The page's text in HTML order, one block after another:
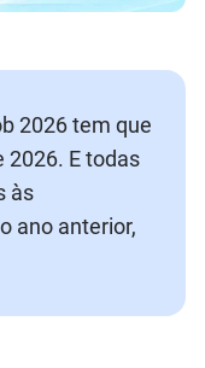
2026 tem que
2026. E todas
às
ano anterior,